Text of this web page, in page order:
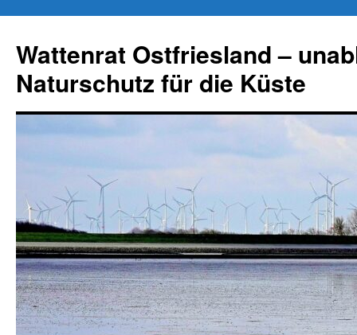
springen
Wattenrat Ostfriesland –
Naturschutz für die Küste